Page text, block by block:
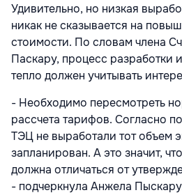
Удивительно, но низкая
никак не сказывается на
стоимости. По словам члена
Паскару, процесс разработки
тепло должен учитывать
- Необходимо пересмотреть
рассчета тарифов. Согласно
ТЭЦ не выработали тот объем
запланирован. А это значит,
должна отличаться от
- подчеркнула Анжела